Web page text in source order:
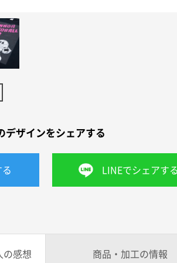
デザインをシェアする
LINEでシェアす
の感想 商品・加工の情報